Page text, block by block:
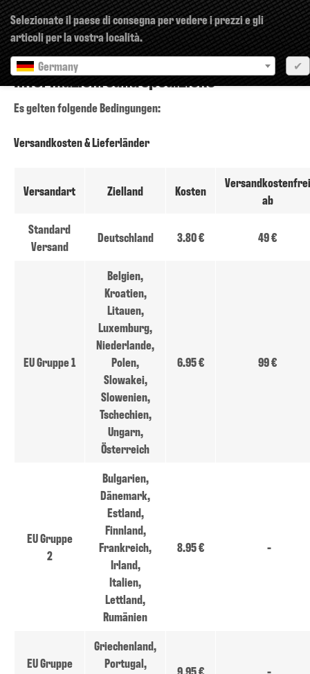
Selezionate il paese di consegna per vedere i prezzi e gli
articoli per la vostra località.
Germany
✔
Informazioni sulla spedizione
Es gelten folgende Bedingungen:
Versandkosten & Lieferländer
Versandart Zielland Kosten
Versandkostenfrei
ab
Standard
Versand
Deutschland 3.80 € 49 €
EU Gruppe 1
Belgien,
Kroatien,
Litauen,
Luxemburg,
Niederlande,
Polen,
Slowakei,
Slowenien,
Tschechien,
Ungarn,
Österreich
6.95 € 99 €
EU Gruppe
2
Bulgarien,
Dänemark,
Estland,
Finnland,
Frankreich,
Irland,
Italien,
Lettland,
Rumänien
8.95 € -
EU Gruppe
Griechenland,
Portugal,
9.95 € -